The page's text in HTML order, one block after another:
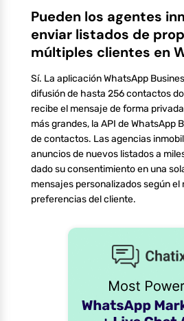
Pueden los agentes
enviar listados de
múltiples clientes en
Sí. La aplicación WhatsApp
difusión de hasta 256 contactos
recibe el mensaje de forma
más grandes, la API de WhatsApp
de contactos. Las agencias
anuncios de nuevos listados a
dado su consentimiento en una
mensajes personalizados según el
preferencias del cliente.